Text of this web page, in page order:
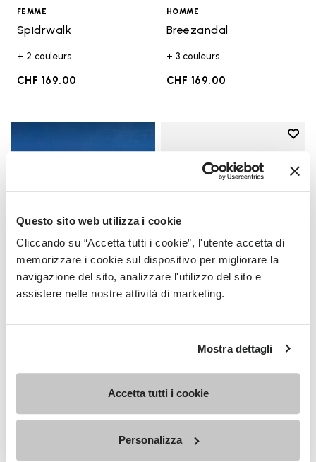
Questo sito web utilizza i cookie
Cliccando su “Accetta tutti i cookie”, l'utente accetta di
memorizzare i cookie sul dispositivo per migliorare la
navigazione del sito, analizzare l'utilizzo del sito e
assistere nelle nostre attività di marketing.
Mostra dettagli
Accetta tutti i cookie
Personalizza
FEMME
Spidrwalk
+ 2 couleurs
CHF 169.00
HOMME
Breezandal
+ 3 couleurs
CHF 169.00
Decouvrez
Add
CHF 169.00
Add to wishlist